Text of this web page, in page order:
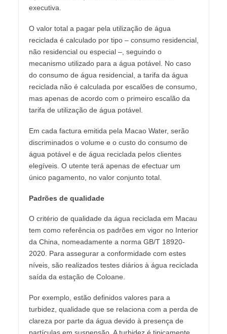
executiva.
O valor total a pagar pela utilização de água
reciclada é calculado por tipo – consumo residencial,
não residencial ou especial –, seguindo o
mecanismo utilizado para a água potável. No caso
do consumo de água residencial, a tarifa da água
reciclada não é calculada por escalões de consumo,
mas apenas de acordo com o primeiro escalão da
tarifa de utilização de água potável.
Em cada factura emitida pela Macao Water, serão
discriminados o volume e o custo do consumo de
água potável e de água reciclada pelos clientes
elegíveis. O utente terá apenas de efectuar um
único pagamento, no valor conjunto total.
Padrões de qualidade
O critério de qualidade da água reciclada em Macau
tem como referência os padrões em vigor no Interior
da China, nomeadamente a norma GB/T 18920-
2020. Para assegurar a conformidade com estes
níveis, são realizados testes diários à água reciclada
saída da estação de Coloane.
Por exemplo, estão definidos valores para a
turbidez, qualidade que se relaciona com a perda de
clareza por parte da água devido à presença de